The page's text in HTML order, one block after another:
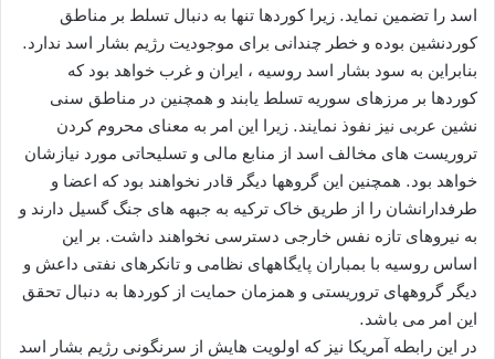
اسد را تضمین نماید. زیرا کوردها تنها به دنبال تسلط بر مناطق
کوردنشین بوده و خطر چندانی برای موجودیت رژیم بشار اسد ندارد.
بنابراین به سود بشار اسد روسیه ، ایران و غرب خواهد بود که
کوردها بر مرزهای سوریه تسلط یابند و همچنین در مناطق سنی
نشین عربی نیز نفوذ نمایند. زیرا این امر به معنای محروم کردن
تروریست های مخالف اسد از منابع مالی و تسلیحاتی مورد نیازشان
خواهد بود. همچنین این گروهها دیگر قادر نخواهند بود که اعضا و
طرفدارانشان را از طریق خاک ترکیه به جبهه های جنگ گسیل دارند و
به نیروهای تازه نفس خارجی دسترسی نخواهند داشت. بر این
اساس روسیه با بمباران پایگاههای نظامی و تانکرهای نفتی داعش و
دیگر گروههای تروریستی و همزمان حمایت از کوردها به دنبال تحقق
این امر می باشد.
در این رابطه آمریکا نیز که اولویت هایش از سرنگونی رژیم بشار اسد